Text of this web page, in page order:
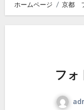
ホームページ 京都
フォ